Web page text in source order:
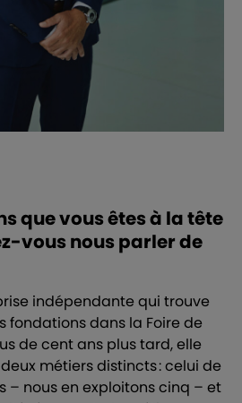
que vous êtes à la tête
vous nous parler de
indépendante qui trouve
fondations dans la Foire de
de cent ans plus tard, elle
métiers distincts : celui de
– nous en exploitons cinq – et